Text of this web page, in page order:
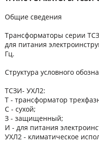
Общие сведения
Трансформаторы серии
для питания
Гц.
Структура условного
ТСЗИ- УХЛ2:
Т - трансформатор
С - сухой;
З - защищенный;
И - для питания
УХЛ2 - климатическое